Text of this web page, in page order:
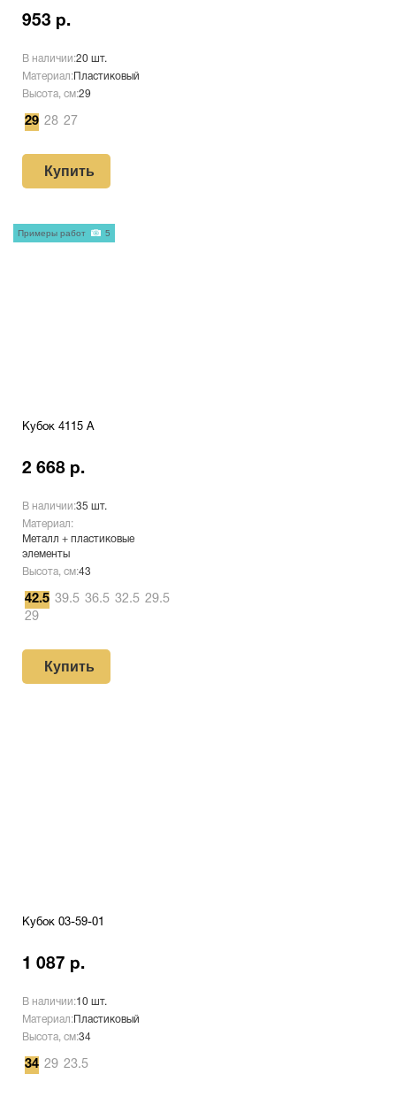
953 р.
В наличии:20 шт.
Материал: Пластиковый
Высота, см:29
29 28 27
Купить
Кубок 4115 A
2 668 р.
В наличии:35 шт.
Материал:
Металл + пластиковые
элементы
Высота, см:43
42.5 39.5 36.5 32.5 29.5
29
Купить
Примеры работ 5
Кубок 03-59-01
1 087 р.
В наличии:10 шт.
Материал: Пластиковый
Высота, см:34
34 29 23.5